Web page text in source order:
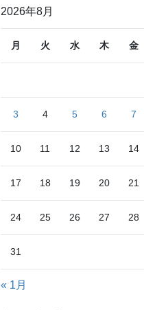
2026年8月
月 火 水 木 金
3 4 5 6 7
10 11 12 13 14
17 18 19 20 21
24 25 26 27 28
31
« 1月